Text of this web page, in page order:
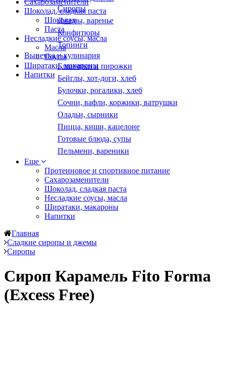
Сахарозаменители
Шоколад, сладкая паста
Шоколад
Паста
Несладкие соусы, масла
Масла
Соусы
Ширатаки, макароны
Напитки
Сиропы
Джемы, варенье
Конфитюры
Топинги
Выпечка и кулинария
Блинчики и пирожки
Бейглы, хот-доги, хлеб
Булочки, рогалики, хлеб
Сочни, вафли, коржики, ватрушки
Оладьи, сырники
Пицца, киши, кацелоне
Готовые блюда, супы
Пельмени, вареники
Еще
Протеиновое и спортивное питание
Сахарозаменители
Шоколад, сладкая паста
Несладкие соусы, масла
Ширатаки, макароны
Напитки
Главная
Сладкие сиропы и джемы
Сиропы
Сироп Карамель Fito Forma
(Excess Free)